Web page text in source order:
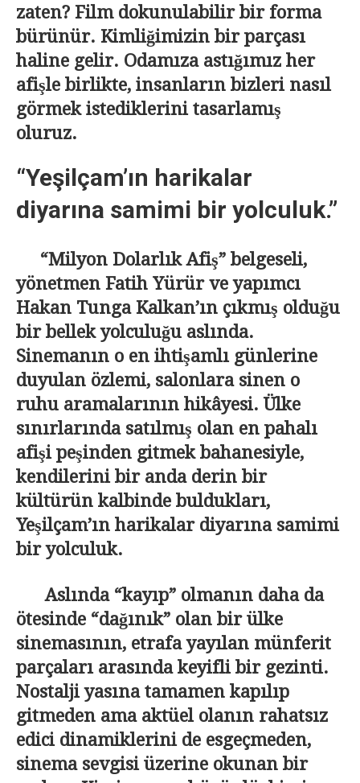
zaten? Film dokunulabilir bir forma
bürünür. Kimliğimizin bir parçası
haline gelir. Odamıza astığımız her
afişle birlikte, insanların bizleri nasıl
görmek istediklerini tasarlamış
oluruz.
“Yeşilçam’ın harikalar
diyarına samimi bir yolculuk.”
“Milyon Dolarlık Afiş” belgeseli,
yönetmen Fatih Yürür ve yapımcı
Hakan Tunga Kalkan’ın çıkmış olduğu
bir bellek yolculuğu aslında.
Sinemanın o en ihtişamlı günlerine
duyulan özlemi, salonlara sinen o
ruhu aramalarının hikâyesi. Ülke
sınırlarında satılmış olan en pahalı
afişi peşinden gitmek bahanesiyle,
kendilerini bir anda derin bir
kültürün kalbinde buldukları,
Yeşilçam’ın harikalar diyarına samimi
bir yolculuk.
Aslında “kayıp” olmanın daha da
ötesinde “dağınık” olan bir ülke
sinemasının, etrafa yayılan münferit
parçaları arasında keyifli bir gezinti.
Nostalji yasına tamamen kapılıp
gitmeden ama aktüel olanın rahatsız
edici dinamiklerini de esgeçmeden,
sinema sevgisi üzerine okunan bir